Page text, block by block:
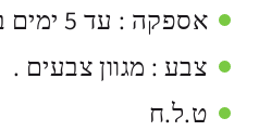
אספקה : עד 5 ימים בפריסה ארצית .
צבע : מגוון צבעים .
ט.ל.ח